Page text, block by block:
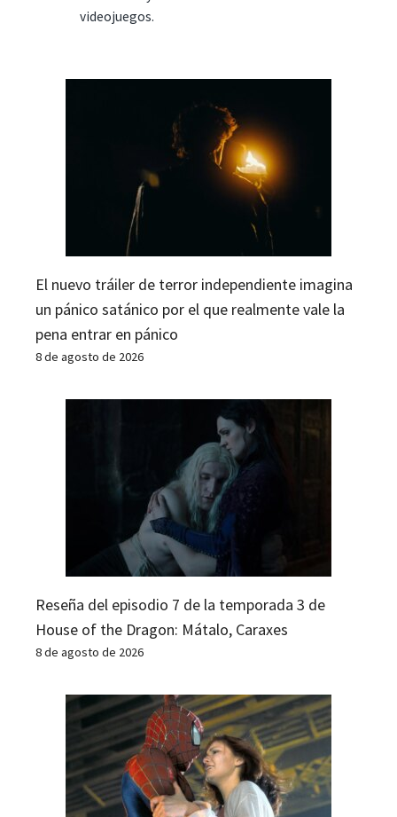
videojuegos.
El nuevo tráiler de terror independiente imagina
un pánico satánico por el que realmente vale la
pena entrar en pánico
8 de agosto de 2026
Reseña del episodio 7 de la temporada 3 de
House of the Dragon: Mátalo, Caraxes
8 de agosto de 2026